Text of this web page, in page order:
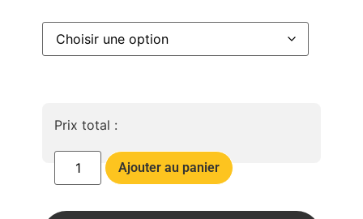
Prix total :
Ajouter au panier